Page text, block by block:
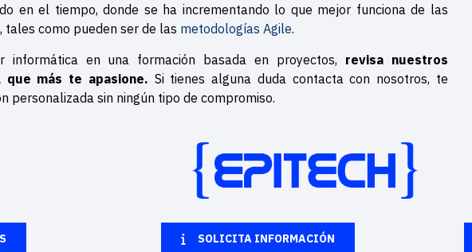
en el tiempo, donde se ha incrementando lo que mejor funciona de las
como pueden ser de las metodologías Agile.
informática en una formación basada en proyectos, revisa nuestros
más te apasione. Si tienes alguna duda contacta con nosotros, te
personalizada sin ningún tipo de compromiso.
SOLICITA INFORMACIÓN